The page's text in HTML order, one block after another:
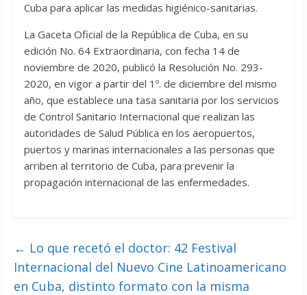
Cuba para aplicar las medidas higiénico-sanitarias.
La Gaceta Oficial de la República de Cuba, en su
edición No. 64 Extraordinaria, con fecha 14 de
noviembre de 2020, publicó la Resolución No. 293-
2020, en vigor a partir del 1º. de diciembre del mismo
año, que establece una tasa sanitaria por los servicios
de Control Sanitario Internacional que realizan las
autoridades de Salud Pública en los aeropuertos,
puertos y marinas internacionales a las personas que
arriben al territorio de Cuba, para prevenir la
propagación internacional de las enfermedades.
← Lo que recetó el doctor: 42 Festival
Internacional del Nuevo Cine Latinoamericano
en Cuba, distinto formato con la misma